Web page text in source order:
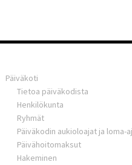
Päiväkoti
Tietoa päiväkodista
Henkilökunta
Ryhmät
Päiväkodin aukioloajat ja loma-
Päivähoitomaksut
Hakeminen